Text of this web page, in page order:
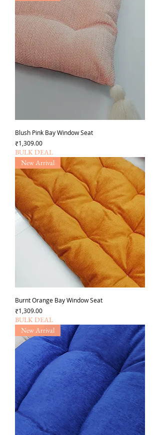
Blush Pink Bay Window Seat
Price
₹1,309.00
BULK DEAL
New Arrival
Burnt Orange Bay Window Seat
Price
₹1,309.00
BULK DEAL
New Arrival